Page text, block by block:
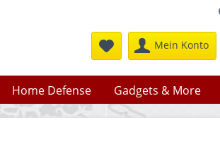
Mein Konto
Home Defense Gadgets & More